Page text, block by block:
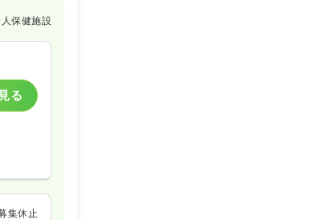
保健施設
る
集休止